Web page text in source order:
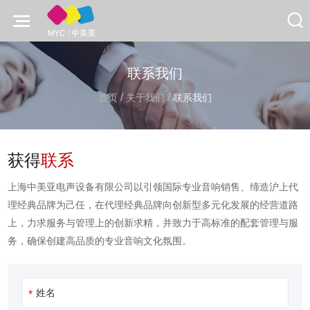
联系我们
首页/ 关于我们 /联系我们
获得联系
上海中美亚电声设备有限公司以引领国际专业音响销售、缔造沪上代
理经典品牌为己任，在代理经典品牌向创新型多元化发展的经营道路
上，力求服务与管理上的创新求精，并致力于高标准的配套管理与服
务，确保创建高品质的专业音响文化氛围。